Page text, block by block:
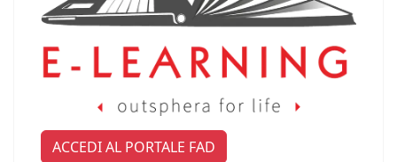
ACCEDI AL PORTALE FAD